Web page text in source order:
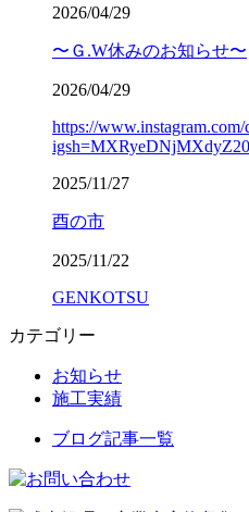
2026/04/29
〜Ｇ.W休みのお知らせ〜
2026/04/29
https://www.instagram.com/
2025/11/27
酉の市
2025/11/22
GENKOTSU
カテゴリー
お知らせ
施工実績
ブログ記事一覧